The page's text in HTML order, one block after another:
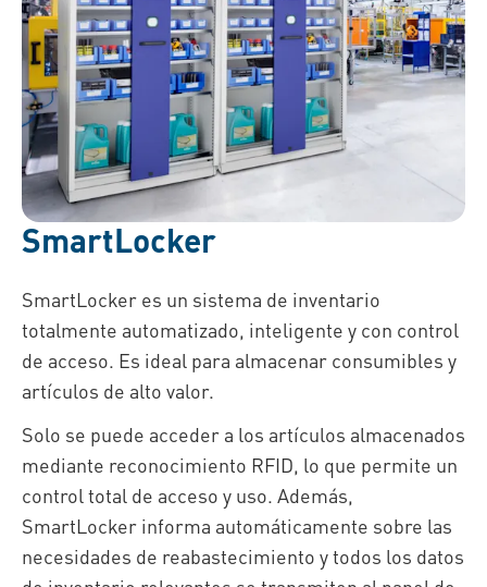
SmartLocker
SmartLocker es un sistema de inventario
totalmente automatizado, inteligente y con control
de acceso. Es ideal para almacenar consumibles y
artículos de alto valor.
Solo se puede acceder a los artículos almacenados
mediante reconocimiento RFID, lo que permite un
control total de acceso y uso. Además,
SmartLocker informa automáticamente sobre las
necesidades de reabastecimiento y todos los datos